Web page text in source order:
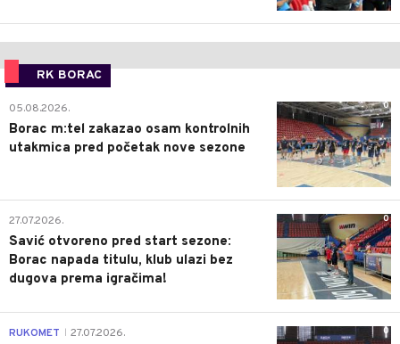
RK BORAC
0
05.08.2026.
Borac m:tel zakazao osam kontrolnih
utakmica pred početak nove sezone
0
27.07.2026.
Savić otvoreno pred start sezone:
Borac napada titulu, klub ulazi bez
dugova prema igračima!
0
RUKOMET 27.07.2026.